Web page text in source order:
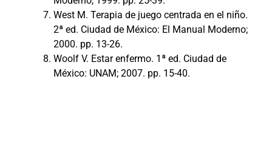
West M. Terapia de juego centrada en el niño.
2ª ed. Ciudad de México: El Manual Moderno;
2000. pp. 13-26.
Woolf V. Estar enfermo. 1ª ed. Ciudad de
México: UNAM; 2007. pp. 15-40.